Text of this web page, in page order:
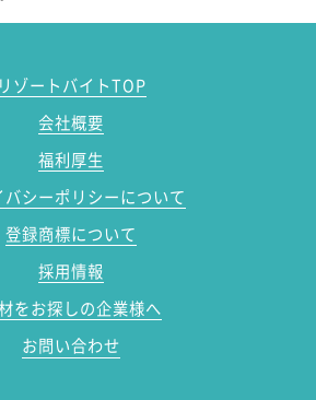
リゾートバイトTOP
会社概要
福利厚生
バシーポリシーについて
登録商標について
採用情報
をお探しの企業様へ
お問い合わせ